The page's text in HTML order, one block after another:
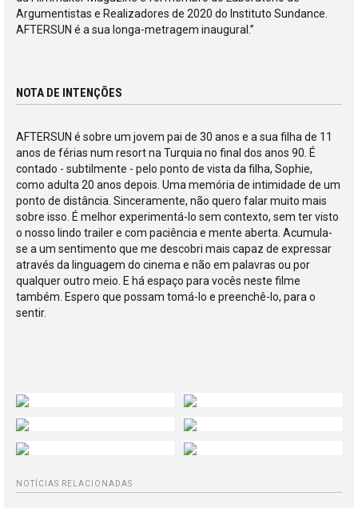
Argumentistas e Realizadores de 2020 do Instituto Sundance.
AFTERSUN é a sua longa-metragem inaugural.”
NOTA DE INTENÇÕES
AFTERSUN é sobre um jovem pai de 30 anos e a sua filha de 11
anos de férias num resort na Turquia no final dos anos 90. É
contado - subtilmente - pelo ponto de vista da filha, Sophie,
como adulta 20 anos depois. Uma memória de intimidade de um
ponto de distância. Sinceramente, não quero falar muito mais
sobre isso. É melhor experimentá-lo sem contexto, sem ter visto
o nosso lindo trailer e com paciência e mente aberta. Acumula-
se a um sentimento que me descobri mais capaz de expressar
através da linguagem do cinema e não em palavras ou por
qualquer outro meio. E há espaço para vocês neste filme
também. Espero que possam tomá-lo e preenchê-lo, para o
sentir.
NOTÍCIAS RELACIONADAS